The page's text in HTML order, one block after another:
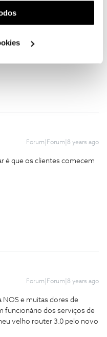
Pode gerir a
em "Configurar
e tambem já sou cliente há
Forum|Forum|8 years ago
é que os clientes comecem
Forum|Forum|8 years ago
NOS e muitas dores de
funcionário dos serviços de
velho router 3.0 pelo novo